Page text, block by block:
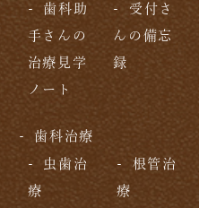
歯科助
手さんの
治療見学
ノート
受付さ
んの備忘
録
歯科治療
虫歯治
療
根管治
療